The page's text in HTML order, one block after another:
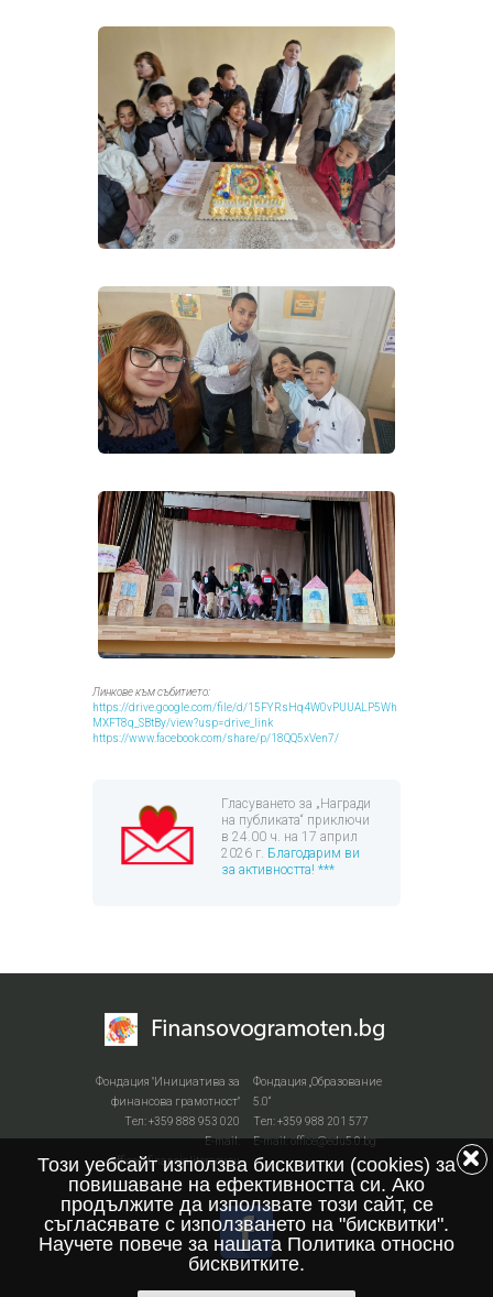
Линкове към събитието:
https://drive.google.com/file/d/15FYRsHq4W0vPUUALP5Wh
MXFT8q_SBtBy/view?usp=drive_link
https://www.facebook.com/share/p/18QQ5xVen7/
Гласуването за „Награди
на публиката“ приключи
в 24.00 ч. на 17 април
2026 г. Благодарим ви
за активността! ***
Фондация „Образование
5.0“
Тел: +359 988 201 577
Е-mail: office@edu5.0.bg
Фондация "Инициатива за
финансова грамотност"
Тел: +359 888 953 020
Е-mail:
office@financialiteracy.eu
Този уебсайт използва бисквитки (cookies) за
повишаване на ефективността си. Ако
продължите да използвате този сайт, се
съгласявате с използването на "бисквитки".
Научете повече за нашата Политика относно
бисквитките.